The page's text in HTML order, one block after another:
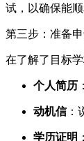
试，以确保能顺
第三步：准备
在了解了目标
个人简历
动机信：
学历证明